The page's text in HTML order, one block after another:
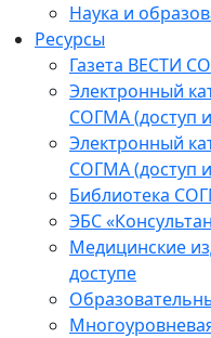
Наука и
Ресурсы
Газета ВЕСТИ
Электронный
СОГМА (доступ
Электронный
СОГМА (доступ
Библиотека
ЭБС
Медицинские
доступе